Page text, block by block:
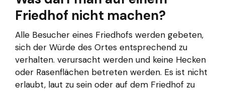
Friedhof nicht machen?
Alle Besucher eines Friedhofs werden gebeten,
sich der Würde des Ortes entsprechend zu
verhalten. verursacht werden und keine Hecken
oder Rasenflächen betreten werden. Es ist nicht
erlaubt, laut zu sein oder auf dem Friedhof zu